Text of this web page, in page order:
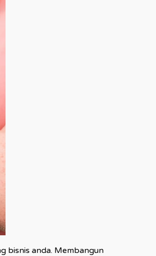
bisnis anda. Membangun